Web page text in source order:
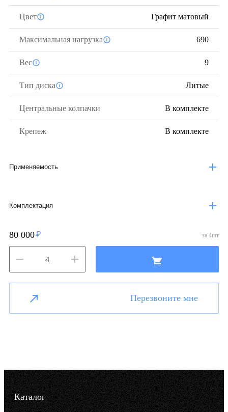
Цвет Графит матовый
Максимальная нагрузка 690
Вес 9
Тип диска Литые
Центральные колпачки В комплекте
Крепеж В комплекте
Применяемость
Комплектация
80 000 за 4шт
Перезвоните мне
Каталог